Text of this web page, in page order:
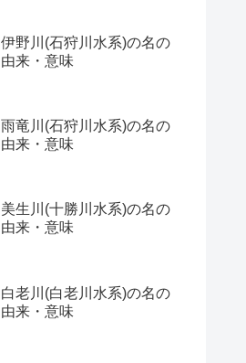
伊野川(石狩川水系)の名の
由来・意味
雨竜川(石狩川水系)の名の
由来・意味
美生川(十勝川水系)の名の
由来・意味
白老川(白老川水系)の名の
由来・意味